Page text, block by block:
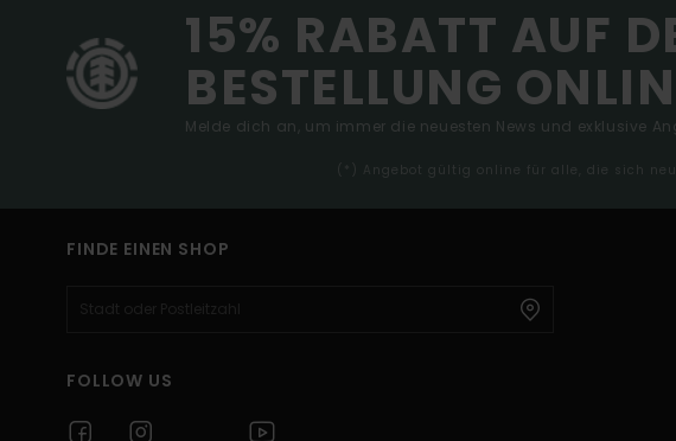
15% RABATT AUF
BESTELLUNG
Melde dich an, um immer die neuesten News und exklusive
(*) Angebot gültig online für alle, die sich
FINDE EINEN SHOP
FOLLOW US